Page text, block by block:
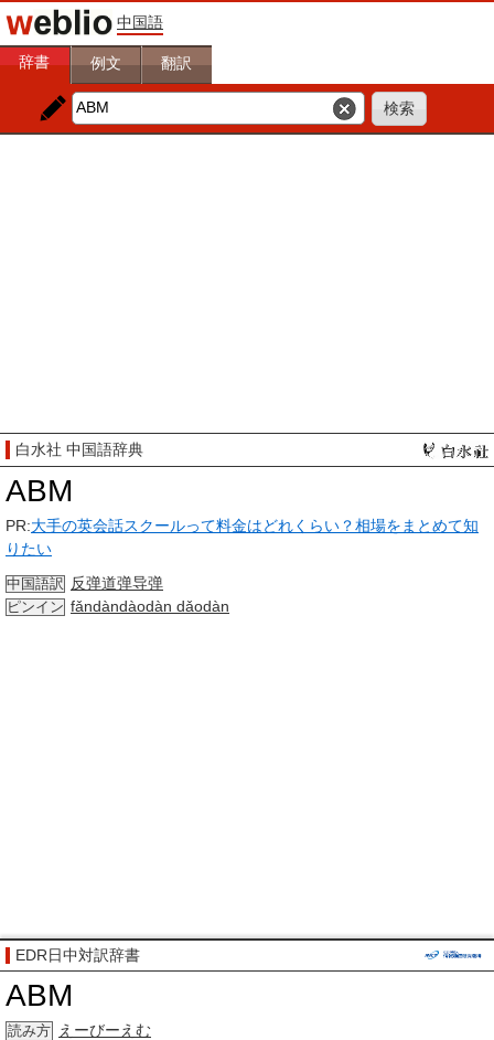
中国語
辞書 例文 翻訳
白水社 中国語辞典
ABM
PR:大手の英会話スクールって料金はどれくらい？相場をまとめて知
りたい
中国語訳 反弹道弹导弹
ピンイン fǎndàndàodàn dǎodàn
EDR日中対訳辞書
ABM
読み方 えーびーえむ